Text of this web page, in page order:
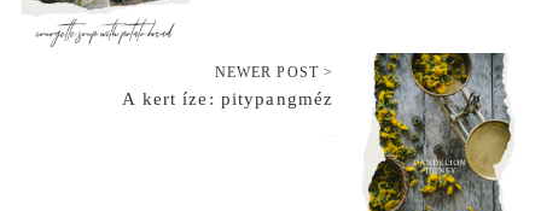
NEWER POST >
A kert íze: pitypangméz